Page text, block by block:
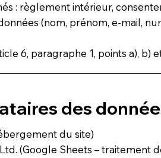
: règlement intérieur,
(nom, prénom, e-mail,
6, paragraphe 1, points a), b)
des
du site)
(Google Sheets – traitement